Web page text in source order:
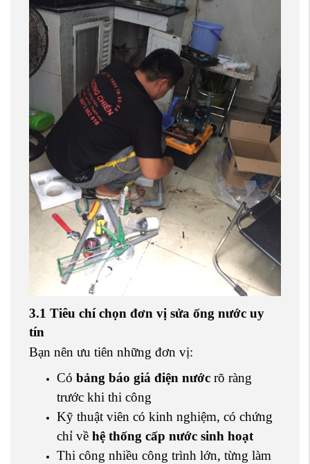
3.1 Tiêu chí chọn đơn vị sửa ống nước uy
tín
Bạn nên ưu tiên những đơn vị:
Có bảng báo giá điện nước rõ ràng
trước khi thi công
Kỹ thuật viên có kinh nghiệm, có chứng
chỉ về hệ thống cấp nước sinh hoạt
Thi công nhiều công trình lớn, từng làm